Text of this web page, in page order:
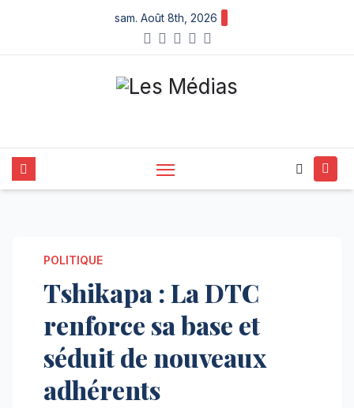
content
sam. Août 8th, 2026
POLITIQUE
Tshikapa : La DTC
renforce sa base et
séduit de nouveaux
adhérents